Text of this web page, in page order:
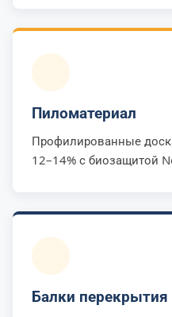
Пиломатериал
Профилированные
12–14% с биозащитой
Балки перекрытия